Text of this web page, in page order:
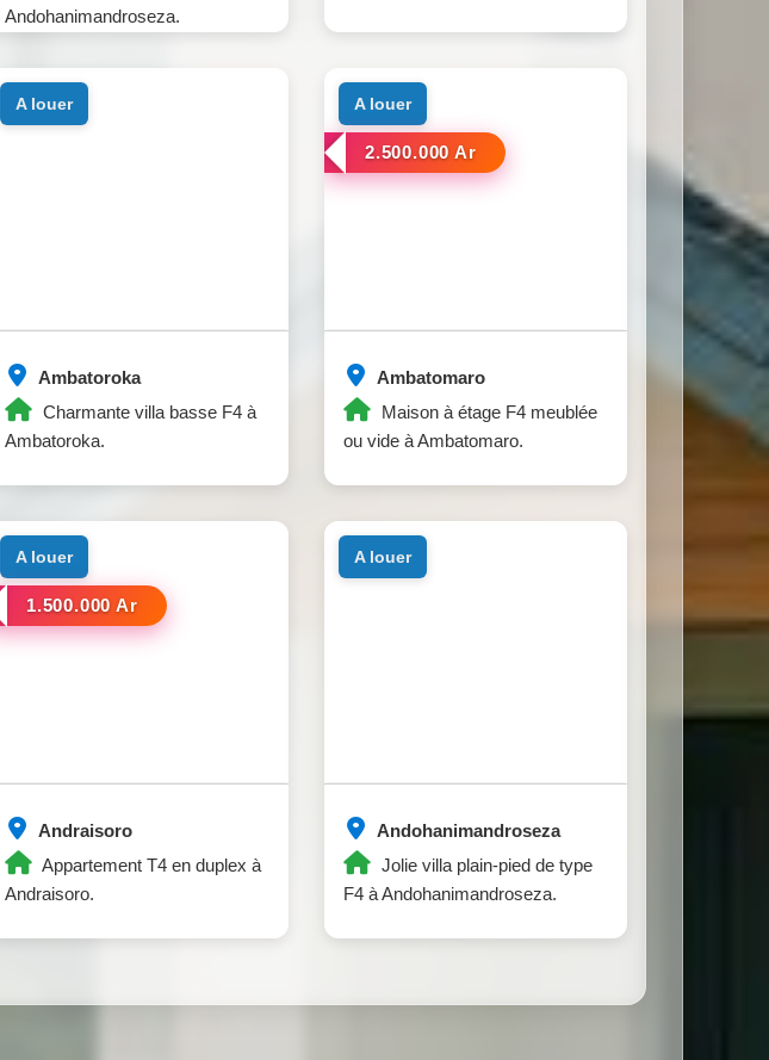
Andohanimandroseza.
Ambatoroka
Charmante villa basse F4 à
Ambatoroka.
a louer
Ambatomaro
Maison à étage F4 meublée
ou vide à Ambatomaro.
a louer
2.500.000 Ar
Andraisoro
Appartement T4 en duplex à
Andraisoro.
a louer
1.500.000 Ar
Andohanimandroseza
Jolie villa plain-pied de type
F4 à Andohanimandroseza.
a louer